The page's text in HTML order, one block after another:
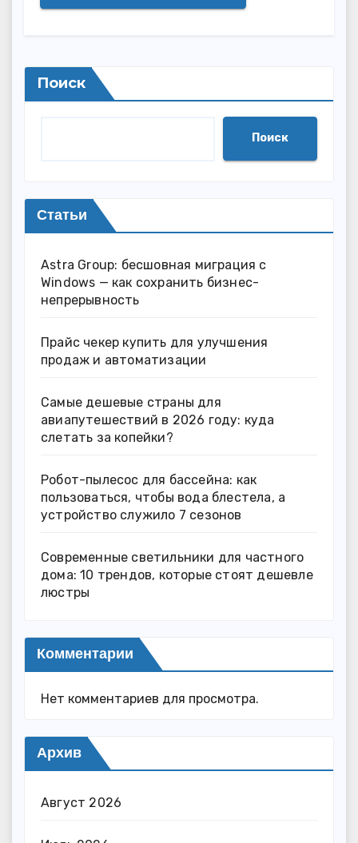
Поиск
Поиск
Статьи
Astra Group: бесшовная миграция с
Windows — как сохранить бизнес-
непрерывность
Прайс чекер купить для улучшения
продаж и автоматизации
Самые дешевые страны для
авиапутешествий в 2026 году: куда
слетать за копейки?
Робот-пылесос для бассейна: как
пользоваться, чтобы вода блестела, а
устройство служило 7 сезонов
Современные светильники для частного
дома: 10 трендов, которые стоят дешевле
люстры
Комментарии
Нет комментариев для просмотра.
Архив
Август 2026